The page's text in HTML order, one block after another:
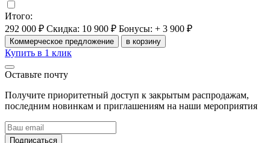
Итого:
292 000 ₽ Скидка: 10 900 ₽ Бонусы: + 3 900 ₽
Коммерческое предложение в корзину
Купить в 1 клик
Оставьте почту
Получите приоритетный доступ к закрытым распродажам,
последним новинкам и приглашениям на наши мероприятия
Подписаться